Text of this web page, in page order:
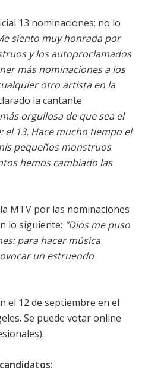
13 nominaciones; no lo
siento muy honrada por
y los autoproclamados
más nominaciones a los
otro artista en la
la cantante.
orgullosa de que sea el
13. Hace mucho tiempo el
pequeños monstruos
hemos cambiado las
MTV por las nominaciones
lo siguiente: "Dios me puso
para hacer música
un estruendo
el 12 de septiembre en el
Se puede votar online
: